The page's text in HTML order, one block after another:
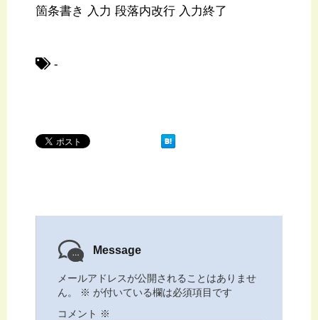
箇条書き 入力 段落内改行 入力終了
-
Message
メールアドレスが公開されることはありませ
ん。
※ が付いている欄は必須項目です
コメント ※